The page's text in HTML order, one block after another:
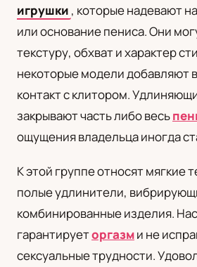
Polski
Українська
игрушки , которые надевают
или основание пениса. Они
текстуру, обхват и характер
некоторые модели добавляют
контакт с клитором.
закрывают часть либо весь
ощущения владельца иногда
К этой группе относят мягкие
полые удлинители,
комбинированные изделия.
гарантируеторгазми не
сексуальные трудности.